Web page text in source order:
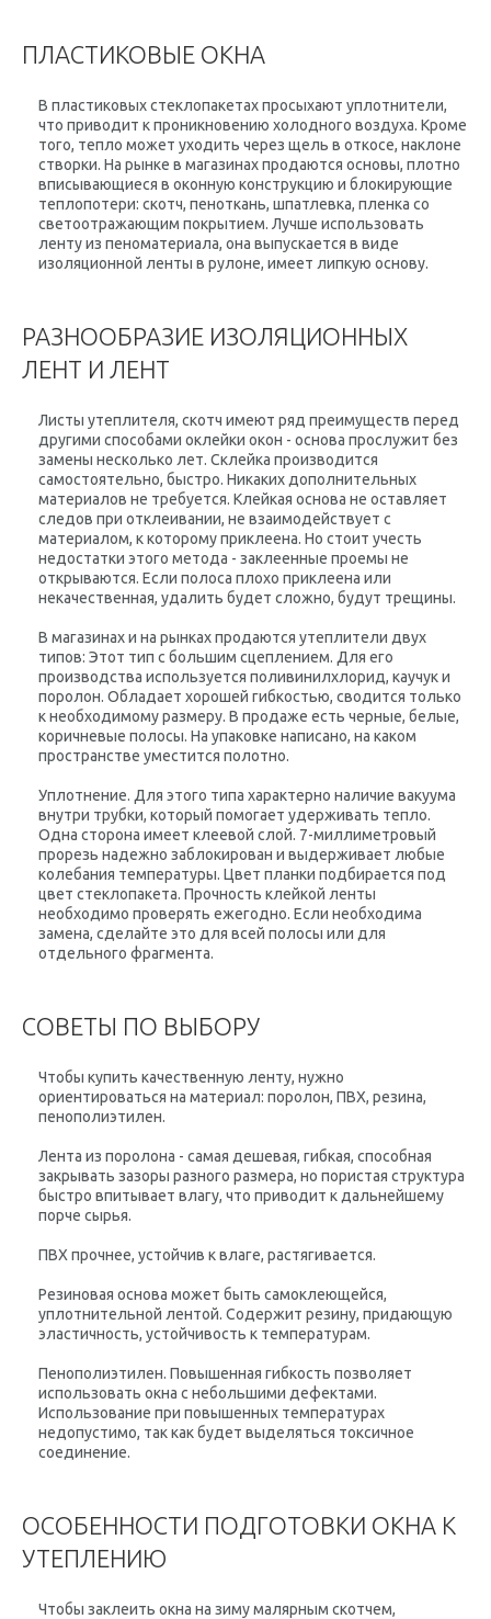
ПЛАСТИКОВЫЕ ОКНА
В пластиковых стеклопакетах просыхают уплотнители,
что приводит к проникновению холодного воздуха. Кроме
того, тепло может уходить через щель в откосе, наклоне
створки. На рынке в магазинах продаются основы, плотно
вписывающиеся в оконную конструкцию и блокирующие
теплопотери: скотч, пеноткань, шпатлевка, пленка со
светоотражающим покрытием. Лучше использовать
ленту из пеноматериала, она выпускается в виде
изоляционной ленты в рулоне, имеет липкую основу.
РАЗНООБРАЗИЕ ИЗОЛЯЦИОННЫХ
ЛЕНТ И ЛЕНТ
Листы утеплителя, скотч имеют ряд преимуществ перед
другими способами оклейки окон - основа прослужит без
замены несколько лет. Склейка производится
самостоятельно, быстро. Никаких дополнительных
материалов не требуется. Клейкая основа не оставляет
следов при отклеивании, не взаимодействует с
материалом, к которому приклеена. Но стоит учесть
недостатки этого метода - заклеенные проемы не
открываются. Если полоса плохо приклеена или
некачественная, удалить будет сложно, будут трещины.
В магазинах и на рынках продаются утеплители двух
типов: Этот тип с большим сцеплением. Для его
производства используется поливинилхлорид, каучук и
поролон. Обладает хорошей гибкостью, сводится только
к необходимому размеру. В продаже есть черные, белые,
коричневые полосы. На упаковке написано, на каком
пространстве уместится полотно.
Уплотнение. Для этого типа характерно наличие вакуума
внутри трубки, который помогает удерживать тепло.
Одна сторона имеет клеевой слой. 7-миллиметровый
прорезь надежно заблокирован и выдерживает любые
колебания температуры. Цвет планки подбирается под
цвет стеклопакета. Прочность клейкой ленты
необходимо проверять ежегодно. Если необходима
замена, сделайте это для всей полосы или для
отдельного фрагмента.
СОВЕТЫ ПО ВЫБОРУ
Чтобы купить качественную ленту, нужно
ориентироваться на материал: поролон, ПВХ, резина,
пенополиэтилен.
Лента из поролона - самая дешевая, гибкая, способная
закрывать зазоры разного размера, но пористая структура
быстро впитывает влагу, что приводит к дальнейшему
порче сырья.
ПВХ прочнее, устойчив к влаге, растягивается.
Резиновая основа может быть самоклеющейся,
уплотнительной лентой. Содержит резину, придающую
эластичность, устойчивость к температурам.
Пенополиэтилен. Повышенная гибкость позволяет
использовать окна с небольшими дефектами.
Использование при повышенных температурах
недопустимо, так как будет выделяться токсичное
соединение.
ОСОБЕННОСТИ ПОДГОТОВКИ ОКНА К
УТЕПЛЕНИЮ
Чтобы заклеить окна на зиму малярным скотчем,